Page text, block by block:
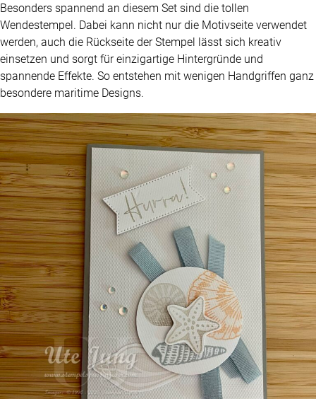
Besonders spannend an diesem Set sind die tollen
Wendestempel. Dabei kann nicht nur die Motivseite verwendet
werden, auch die Rückseite der Stempel lässt sich kreativ
einsetzen und sorgt für einzigartige Hintergründe und
spannende Effekte. So entstehen mit wenigen Handgriffen ganz
besondere maritime Designs.